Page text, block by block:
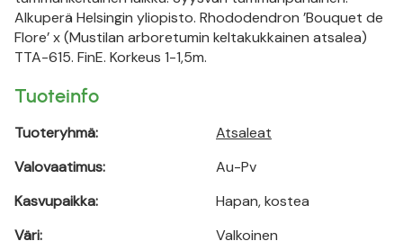
Alkuperä Helsingin yliopisto. Rhododendron ’Bouquet de
Flore’ x (Mustilan arboretumin keltakukkainen atsalea)
TTA-615. FinE. Korkeus 1-1,5m.
Tuoteinfo
Tuoteryhmä:
Valovaatimus:
Kasvupaikka:
Väri:
Atsaleat
Au-Pv
Hapan, kostea
Valkoinen